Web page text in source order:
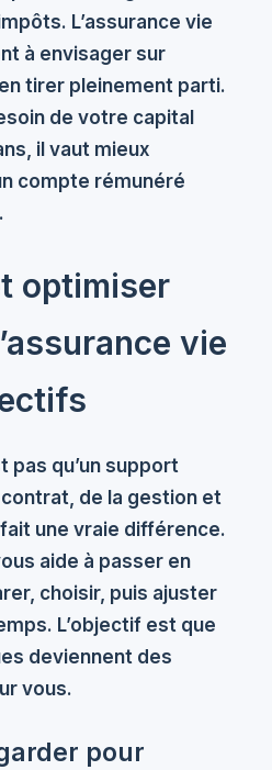
L’assurance vie
à envisager sur
tirer pleinement parti.
de votre capital
il vaut mieux
compte rémunéré
optimiser
vie
pas qu’un support
de la gestion et
une vraie différence.
aide à passer en
choisir, puis ajuster
L’objectif est que
deviennent des
vous.
pour